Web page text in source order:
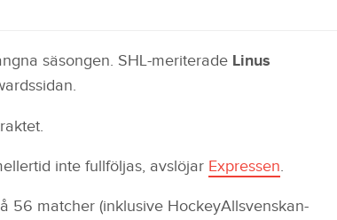
säsongen. SHL-meriterade Linus
inte fullföljas, avslöjar Expressen.
56 matcher (inklusive HockeyAllsvenskan-